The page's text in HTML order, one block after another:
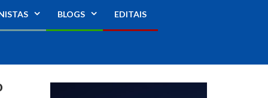
BLOGS EDITAIS